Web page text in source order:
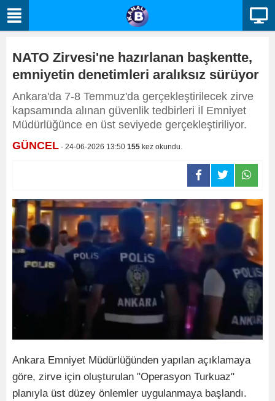
NATO Zirvesi'ne hazırlanan başkentte,
emniyetin denetimleri aralıksız sürüyor
Ankara'da 7-8 Temmuz'da gerçekleştirilecek zirve
kapsamında alınan güvenlik tedbirleri İl Emniyet
Müdürlüğünce en üst seviyede gerçekleştiriliyor.
GÜNCEL - 24-06-2026 13:50 155 kez okundu.
Ankara Emniyet Müdürlüğünden yapılan açıklamaya
göre, zirve için oluşturulan "Operasyon Turkuaz"
planıyla üst düzey önlemler uygulanmaya başlandı.